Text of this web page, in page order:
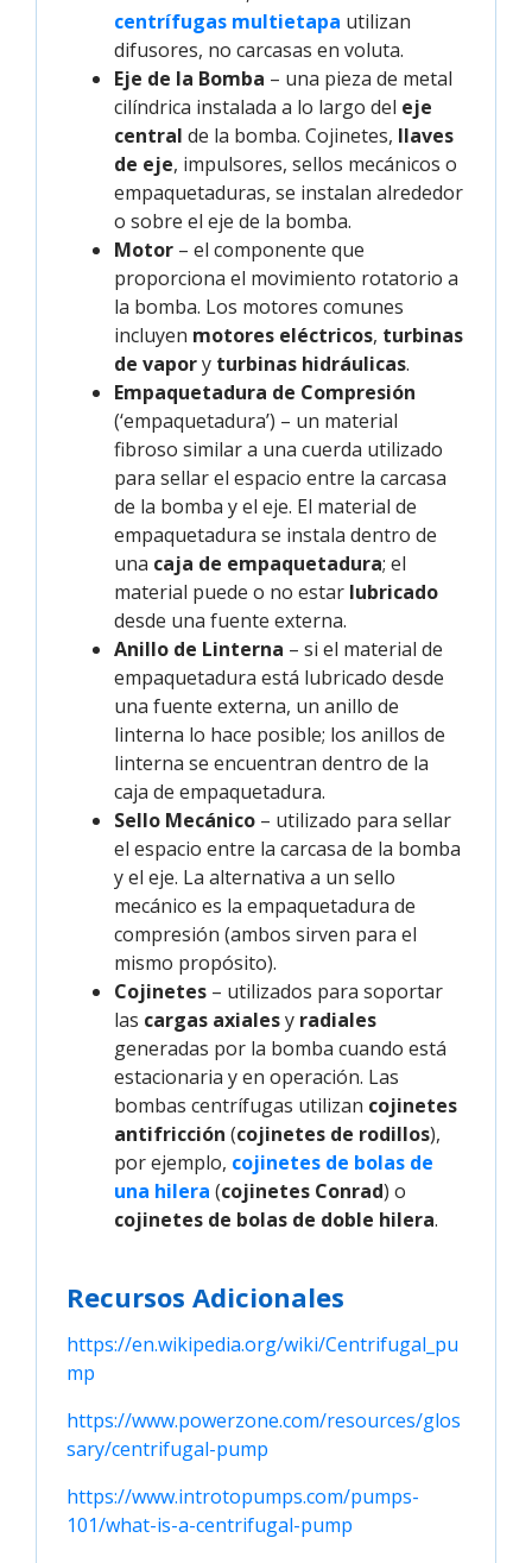
centrífugas multietapa utilizan
difusores, no carcasas en voluta.
Eje de la Bomba – una pieza de metal
cilíndrica instalada a lo largo del eje
central de la bomba. Cojinetes, llaves
de eje, impulsores, sellos mecánicos o
empaquetaduras, se instalan alrededor
o sobre el eje de la bomba.
Motor – el componente que
proporciona el movimiento rotatorio a
la bomba. Los motores comunes
incluyen motores eléctricos, turbinas
de vapory turbinas hidráulicas.
Empaquetadura de Compresión
(‘empaquetadura’) – un material
fibroso similar a una cuerda utilizado
para sellar el espacio entre la carcasa
de la bomba y el eje. El material de
empaquetadura se instala dentro de
una caja de empaquetadura; el
material puede o no estar lubricado
desde una fuente externa.
Anillo de Linterna – si el material de
empaquetadura está lubricado desde
una fuente externa, un anillo de
linterna lo hace posible; los anillos de
linterna se encuentran dentro de la
caja de empaquetadura.
Sello Mecánico – utilizado para sellar
el espacio entre la carcasa de la bomba
y el eje. La alternativa a un sello
mecánico es la empaquetadura de
compresión (ambos sirven para el
mismo propósito).
Cojinetes – utilizados para soportar
las cargas axialesy radiales
generadas por la bomba cuando está
estacionaria y en operación. Las
bombas centrífugas utilizan cojinetes
antifricción (cojinetes de rodillos),
por ejemplo, cojinetes de bolas de
una hilera (cojinetes Conrad) o
cojinetes de bolas de doble hilera.
Recursos Adicionales
https://en.wikipedia.org/wiki/Centrifugal_pu
mp
https://www.powerzone.com/resources/glos
sary/centrifugal-pump
https://www.introtopumps.com/pumps-
101/what-is-a-centrifugal-pump